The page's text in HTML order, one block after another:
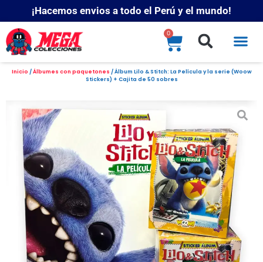
¡Hacemos envios a todo el Perú y el mundo!
0
Inicio /Álbumes con paquetones / Álbum Lilo & Stitch: La Película y la serie (Woow
Stickers) + Cajita de 50 sobres